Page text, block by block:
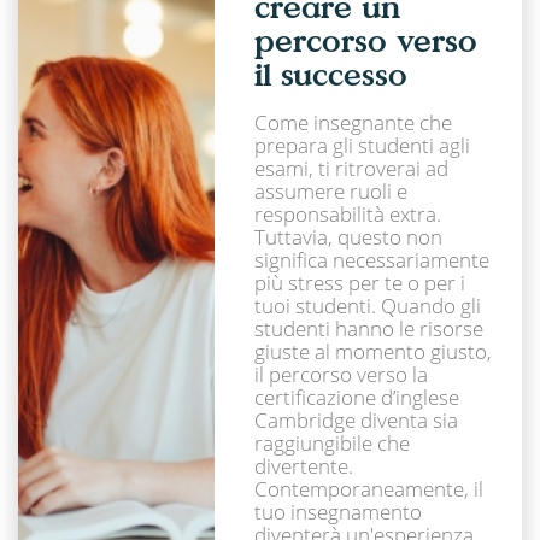
percorso verso
il successo
Come insegnante che
prepara gli studenti agli
esami, ti ritroverai ad
assumere ruoli e
responsabilità extra.
Tuttavia, questo non
significa necessariamente
più stress per te o per i
tuoi studenti. Quando gli
studenti hanno le risorse
giuste al momento giusto,
il percorso verso la
certificazione d’inglese
Cambridge diventa sia
raggiungibile che
divertente.
Contemporaneamente, il
tuo insegnamento